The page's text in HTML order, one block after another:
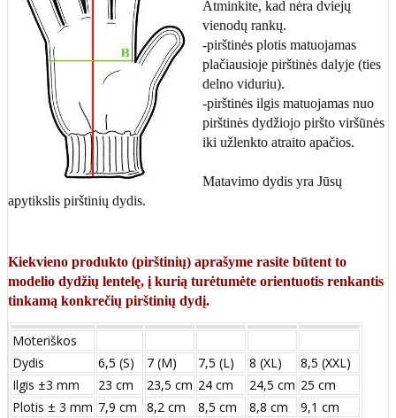
Atminkite, kad nėra dviejų
vienodų rankų.
-pirštinės plotis matuojamas
plačiausioje pirštinės dalyje (ties
delno viduriu).
-pirštinės ilgis matuojamas nuo
pirštinės dydžiojo piršto viršūnės
iki užlenkto atraito apačios.
Matavimo dydis yra Jūsų
apytikslis pirštinių dydis.
Kiekvieno produkto (pirštinių) aprašyme rasite būtent to
modelio dydžių lentelę, į kurią turėtumėte orientuotis renkantis
tinkamą konkrečių pirštinių dydį.
Moteriškos
Dydis
6,5 (S) 7 (M) 7,5 (L) 8 (XL)
8,5 (XXL)
Ilgis ±3 mm
23 cm 23,5 cm 24 cm 24,5 cm 25 cm
Plotis ± 3 mm 7,9 cm 8,2 cm 8,5 cm 8,8 cm
9,1 cm